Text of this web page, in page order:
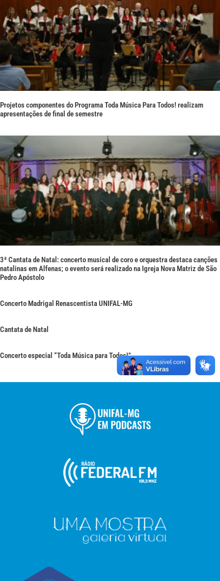
Projetos componentes do Programa Toda Música Para Todos! realizam
apresentações de final de semestre
3ª Cantata de Natal: concerto musical de coro e orquestra destaca canções
natalinas em Alfenas; o evento será realizado na Igreja Nova Matriz de São
Pedro Apóstolo
Concerto Madrigal Renascentista UNIFAL-MG
Cantata de Natal
Concerto especial “Toda Música para Todos!”